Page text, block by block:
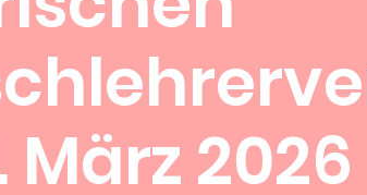
März 2026